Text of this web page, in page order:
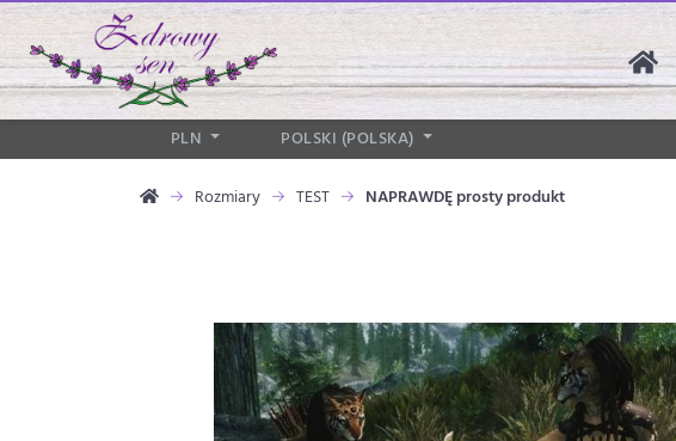
PLN POLSKI (POLSKA)
Rozmiary TEST NAPRAWDĘ prosty produkt